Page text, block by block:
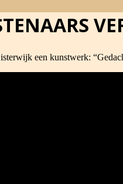
een kunstwerk: